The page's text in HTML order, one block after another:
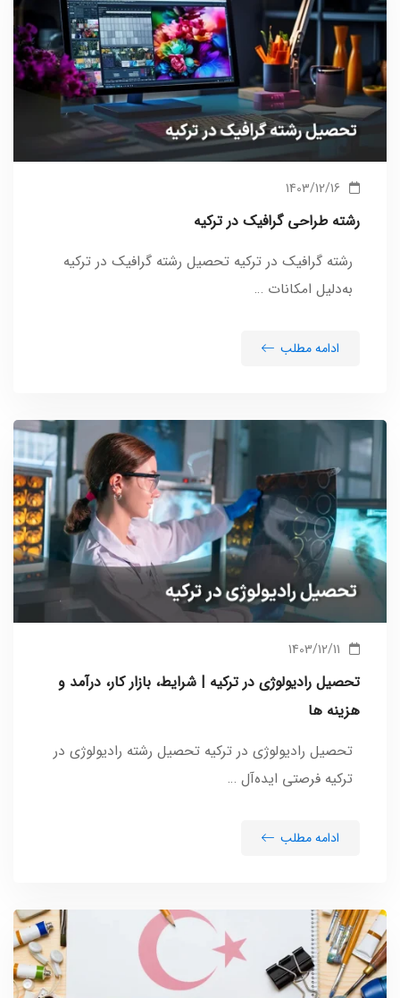
1403/12/16
رشته طراحی گرافیک در ترکیه
رشته گرافیک در ترکیه تحصیل رشته گرافیک در ترکیه
به‌دلیل امکانات …
ادامه مطلب
1403/12/11
تحصیل رادیولوژی در ترکیه | شرایط، بازار کار، درآمد و
هزینه ها
تحصیل رادیولوژی در ترکیه تحصیل رشته رادیولوژی در
ترکیه فرصتی ایده‌آل …
ادامه مطلب